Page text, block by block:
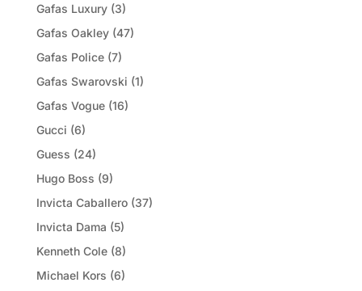
Gafas Luxury (3)
Gafas Oakley (47)
Gafas Police (7)
Gafas Swarovski (1)
Gafas Vogue (16)
Gucci (6)
Guess (24)
Hugo Boss (9)
Invicta Caballero (37)
Invicta Dama (5)
Kenneth Cole (8)
Michael Kors (6)